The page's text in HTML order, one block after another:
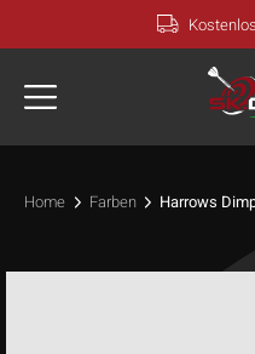
Inhalt
Home Farben Harrows